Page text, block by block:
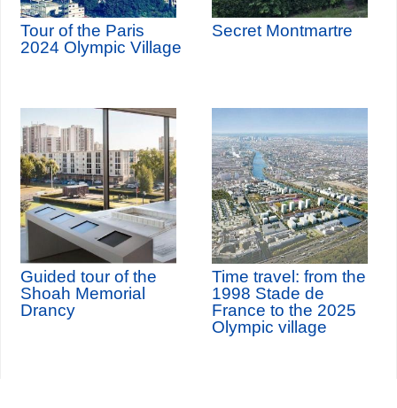
Tour of the Paris
2024 Olympic Village
Secret Montmartre
Guided tour of the
Shoah Memorial
Drancy
Time travel: from the
1998 Stade de
France to the 2025
Olympic village